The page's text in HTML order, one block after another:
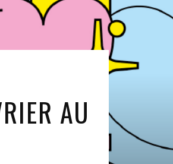
AU